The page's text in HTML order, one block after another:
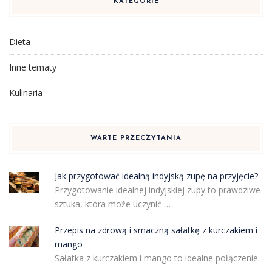
KATEGORIE
Dieta
Inne tematy
Kulinaria
WARTE PRZECZYTANIA
Jak przygotować idealną indyjską zupę na przyjęcie?
Przygotowanie idealnej indyjskiej zupy to prawdziwe
sztuka, która może uczynić …
Przepis na zdrową i smaczną sałatkę z kurczakiem i
mango
Sałatka z kurczakiem i mango to idealne połączenie